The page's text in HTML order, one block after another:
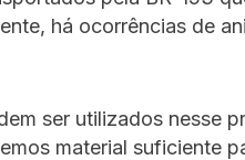
há ocorrências de
ser utilizados nesse
material suficiente